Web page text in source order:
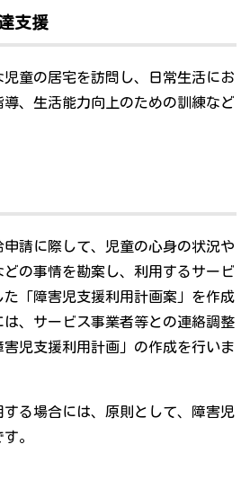
支援
童の居宅を訪問し、日常生活にお
、生活能力向上のための訓練など
請に際して、児童の心身の状況や
の事情を勘案し、利用するサービ
た「障害児支援利用計画案」を作成
は、サービス事業者等との連絡調整
児支援利用計画」の作成を行いま
する場合には、原則として、障害児
。